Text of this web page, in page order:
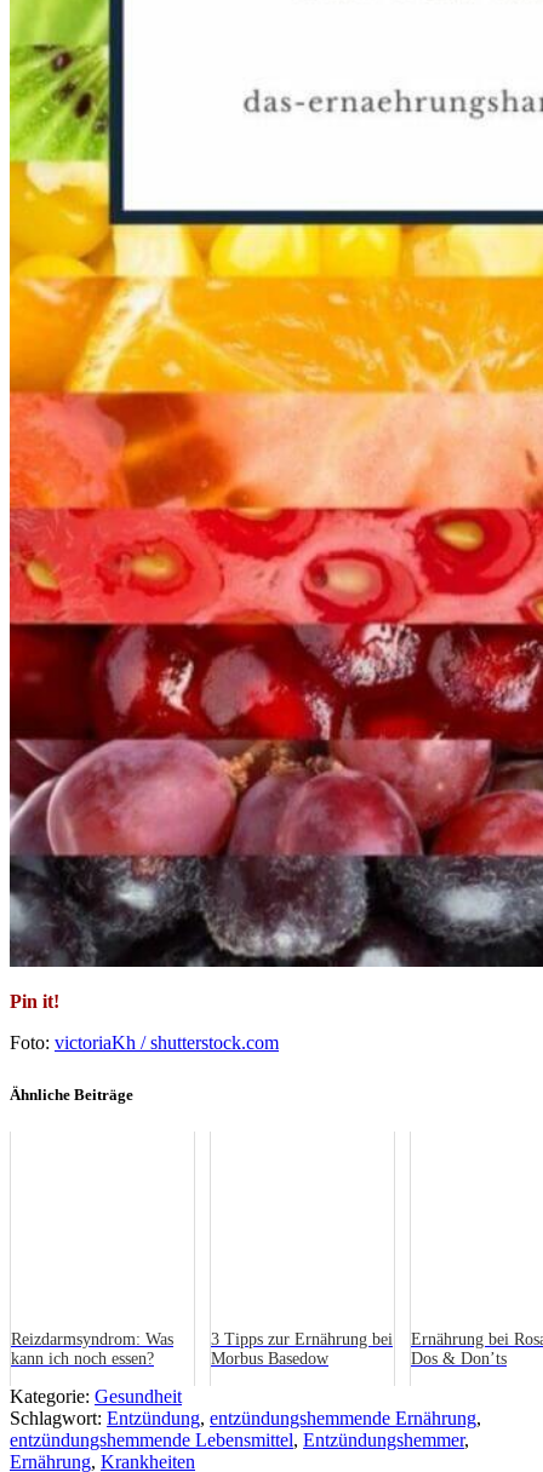
Pin it!
Foto: victoriaKh / shutterstock.com
Ähnliche Beiträge
Reizdarmsyndrom: Was
kann ich noch essen?
3 Tipps zur Ernährung bei
Morbus Basedow
Ernährung bei
Dos & Don’ts
Kategorie: Gesundheit
Schlagwort: Entzündung, entzündungshemmende Ernährung,
entzündungshemmende Lebensmittel, Entzündungshemmer,
Ernährung, Krankheiten